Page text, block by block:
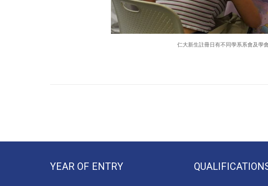
仁大新生註冊日有不同學系系會及學
YEAR OF ENTRY